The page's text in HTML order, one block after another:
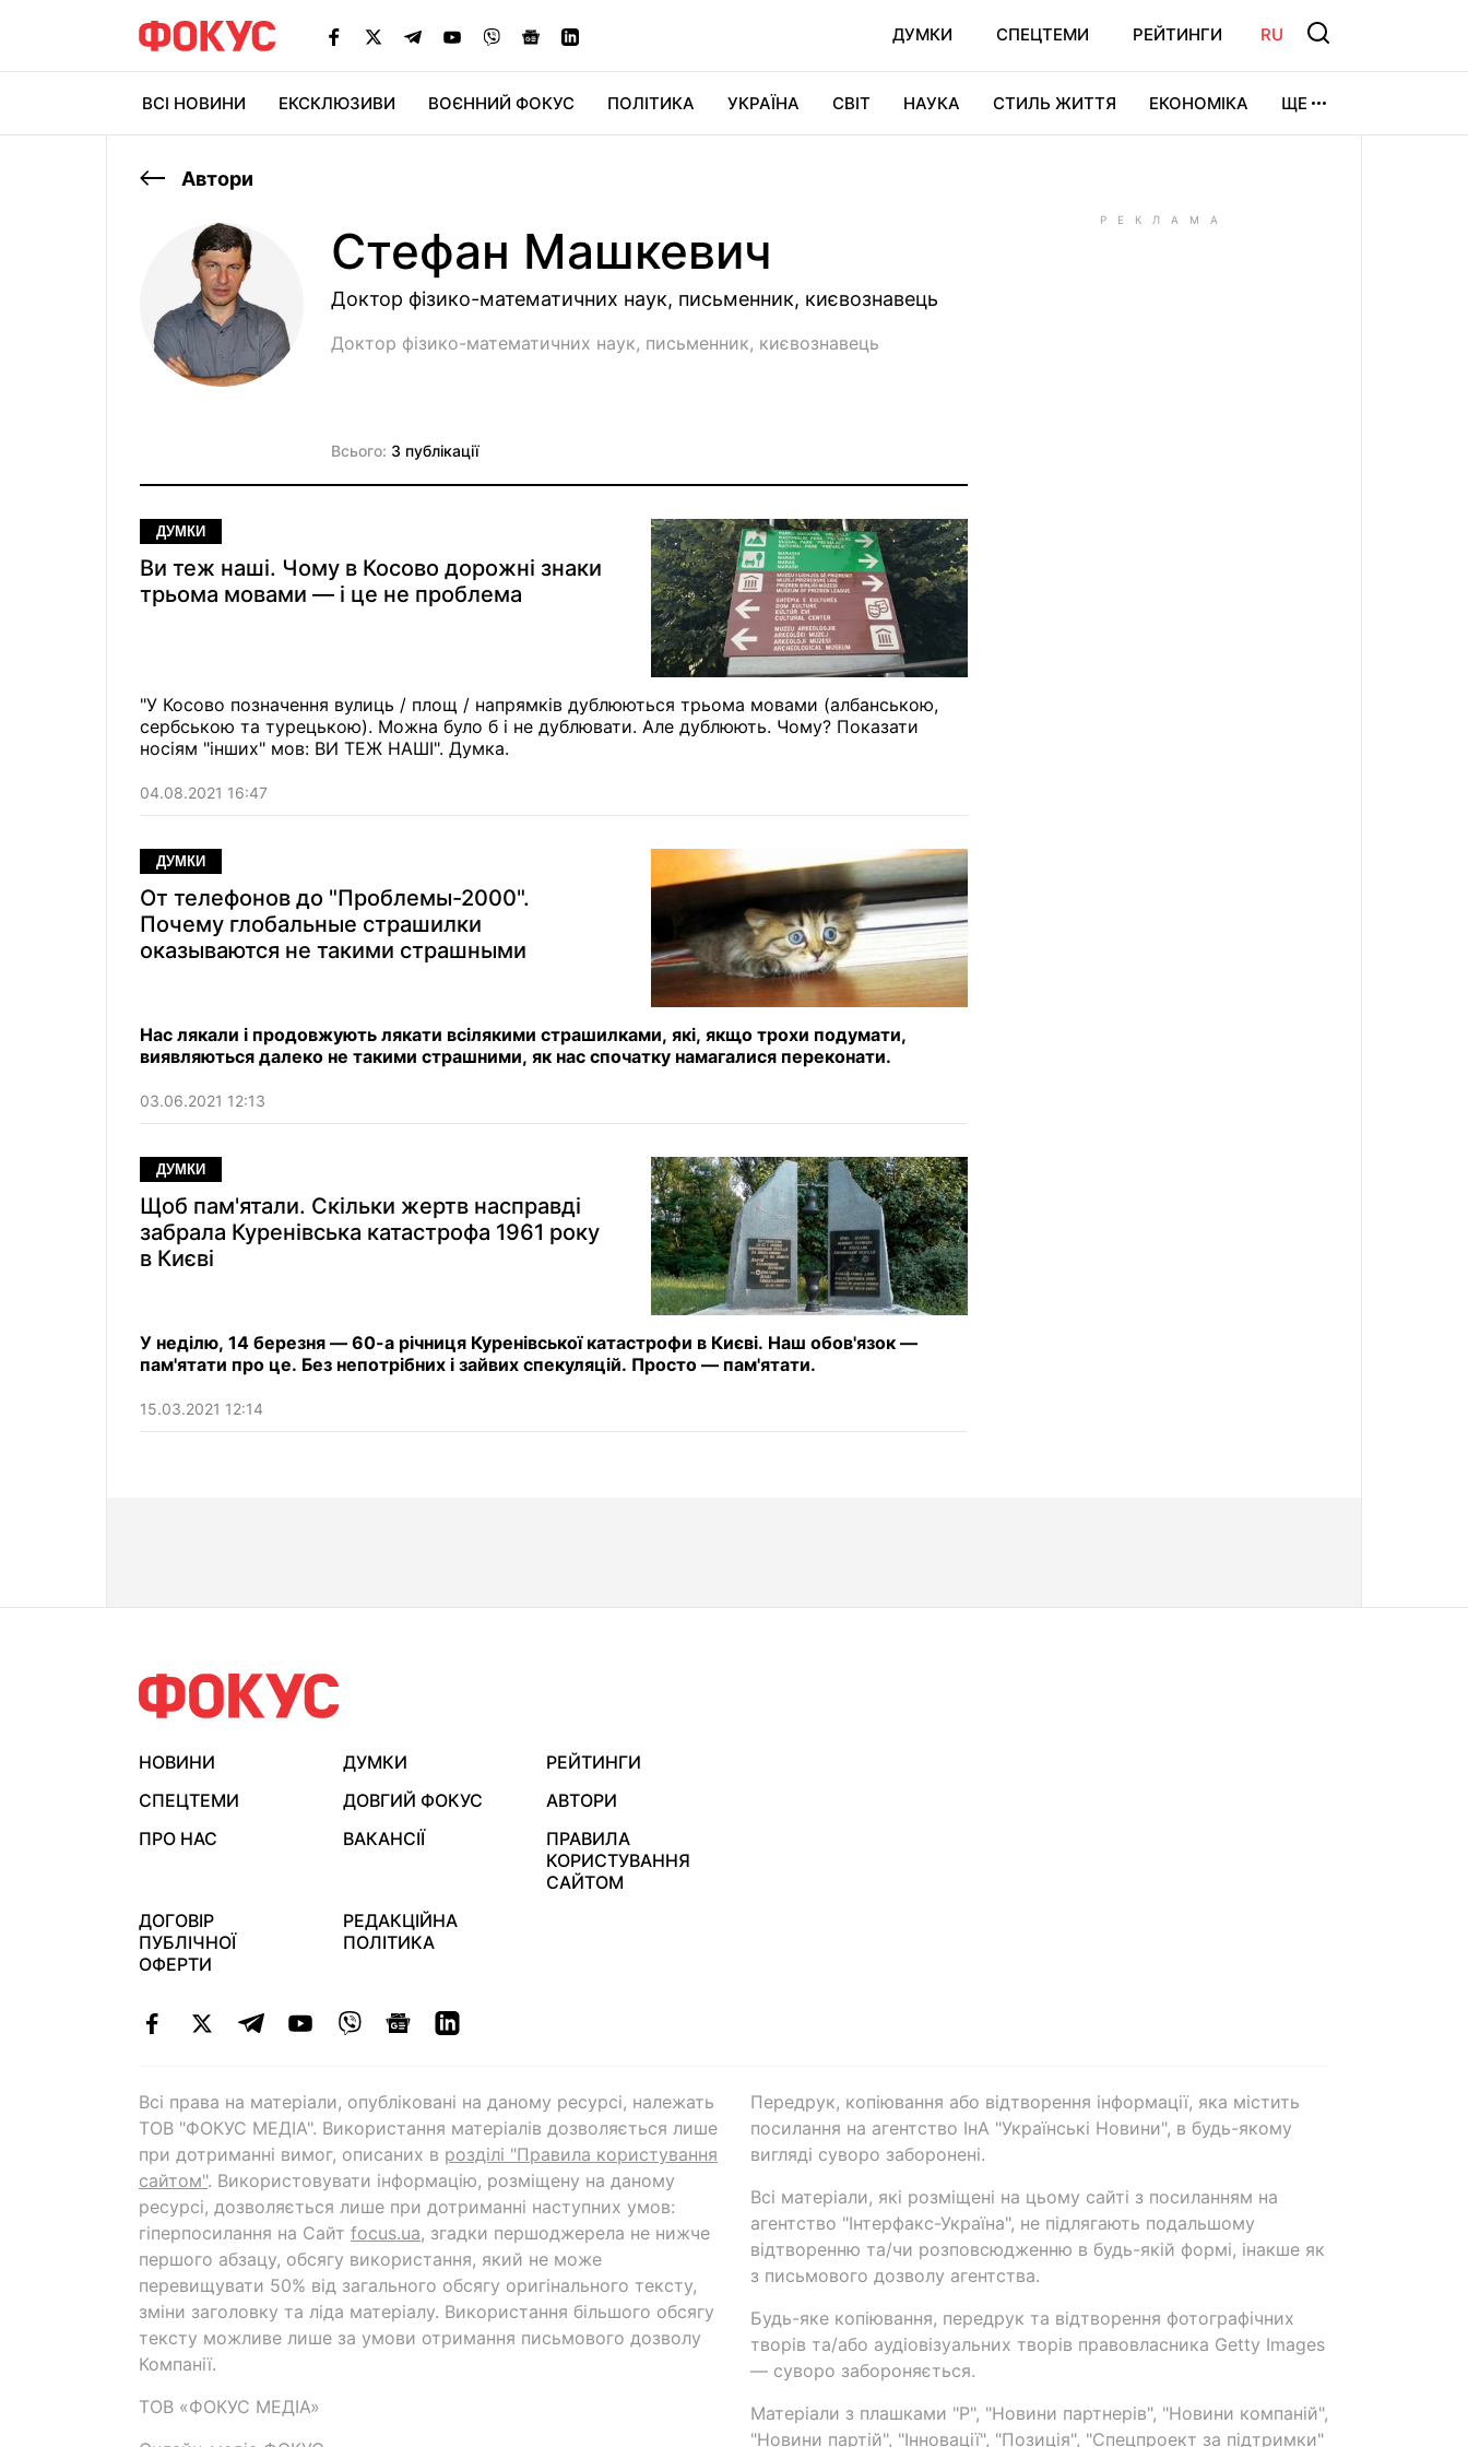
ДУМКИ СПЕЦТЕМИ РЕЙТИНГИ RU
ВСІ НОВИНИ ЕКСКЛЮЗИВИ ВОЄННИЙ ФОКУС ПОЛІТИКА УКРАЇНА СВІТ НАУКА СТИЛЬ ЖИТТЯ ЕКОНОМІКА ЩЕ
Автори
Стефан Машкевич
Доктор фізико-математичних наук, письменник, києвознавець
Доктор фізико-математичних наук, письменник, києвознавець
Всього: 3 публікації
ДУМКИ
Ви теж наші. Чому в Косово дорожні знаки
трьома мовами — і це не проблема
"У Косово позначення вулиць / площ / напрямків дублюються трьома мовами (албанською,
сербською та турецькою). Можна було б і не дублювати. Але дублюють. Чому? Показати
носіям "інших" мов: ВИ ТЕЖ НАШІ". Думка.
04.08.2021 16:47
ДУМКИ
От телефонов до "Проблемы-2000".
Почему глобальные страшилки
оказываются не такими страшными
Нас лякали і продовжують лякати всілякими страшилками, які, якщо трохи подумати,
виявляються далеко не такими страшними, як нас спочатку намагалися переконати.
03.06.2021 12:13
ДУМКИ
Щоб пам'ятали. Скільки жертв насправді
забрала Куренівська катастрофа 1961 року
в Києві
У неділю, 14 березня — 60-а річниця Куренівської катастрофи в Києві. Наш обов'язок —
пам'ятати про це. Без непотрібних і зайвих спекуляцій. Просто — пам'ятати.
15.03.2021 12:14
НОВИНИ ДУМКИ
РЕЙТИНГИ
СПЕЦТЕМИ
ДОВГИЙ ФОКУС
АВТОРИ
ПРО НАС
ВАКАНСІЇ
ПРАВИЛА
КОРИСТУВАННЯ
САЙТОМ
ДОГОВІР
ПУБЛІЧНОЇ
ОФЕРТИ
РЕДАКЦІЙНА
ПОЛІТИКА
Всі права на матеріали, опубліковані на даному ресурсі, належать
ТОВ "ФОКУС МЕДІА". Використання матеріалів дозволяється лише
при дотриманні вимог, описаних в розділі "Правила користування
сайтом". Використовувати інформацію, розміщену на даному
ресурсі, дозволяється лише при дотриманні наступних умов:
гіперпосилання на Cайт focus.ua, згадки першоджерела не нижче
першого абзацу, обсягу використання, який не може
перевищувати 50% від загального обсягу оригінального тексту,
зміни заголовку та ліда матеріалу. Використання більшого обсягу
тексту можливе лише за умови отримання письмового дозволу
Компанії.
ТОВ «ФОКУС МЕДІА»
Передрук, копіювання або відтворення інформації, яка містить
посилання на агентство ІнА "Українські Новини", в будь-якому
вигляді суворо заборонені.
Всі матеріали, які розміщені на цьому сайті з посиланням на
агентство "Інтерфакс-Україна", не підлягають подальшому
відтворенню та/чи розповсюдженню в будь-якій формі, інакше як
з письмового дозволу агентства.
Будь-яке копіювання, передрук та відтворення фотографічних
творів та/або аудіовізуальних творів правовласника Getty Images
— суворо забороняється.
Матеріали з плашками "Р", "Новини партнерів", "Новини компаній",
"Новини партій", "Інновації", "Позиція", "Спецпроект за підтримки"